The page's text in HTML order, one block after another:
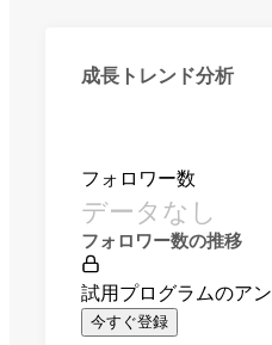
成長トレンド分析
フォロワー数
データなし
フォロワー数の推移
試用プログラムのア
今すぐ登録